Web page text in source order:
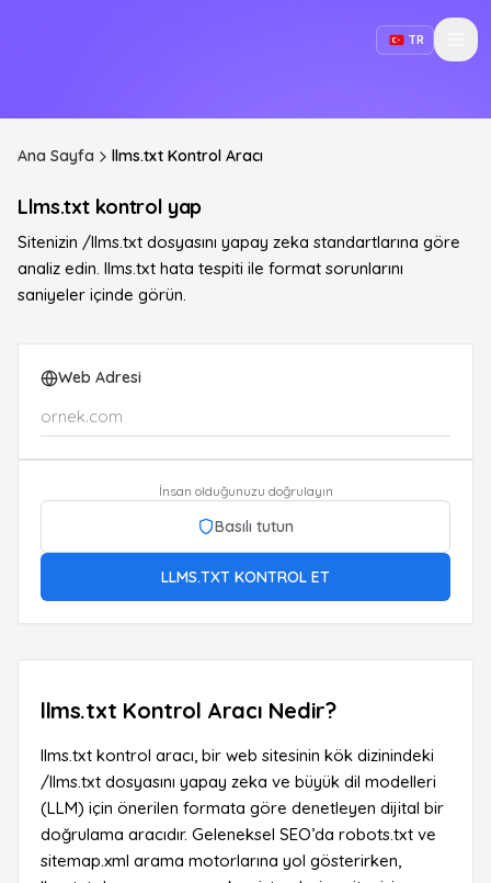
TR
Ana Sayfa llms.txt Kontrol Aracı
Llms.txt kontrol yap
Sitenizin /llms.txt dosyasını yapay zeka standartlarına göre
analiz edin. llms.txt hata tespiti ile format sorunlarını
saniyeler içinde görün.
Web Adresi
İnsan olduğunuzu doğrulayın
Basılı tutun
LLMS.TXT KONTROL ET
llms.txt Kontrol Aracı Nedir?
llms.txt kontrol aracı, bir web sitesinin kök dizinindeki
/llms.txt dosyasını yapay zeka ve büyük dil modelleri
(LLM) için önerilen formata göre denetleyen dijital bir
doğrulama aracıdır. Geleneksel SEO’da robots.txt ve
sitemap.xml arama motorlarına yol gösterirken,